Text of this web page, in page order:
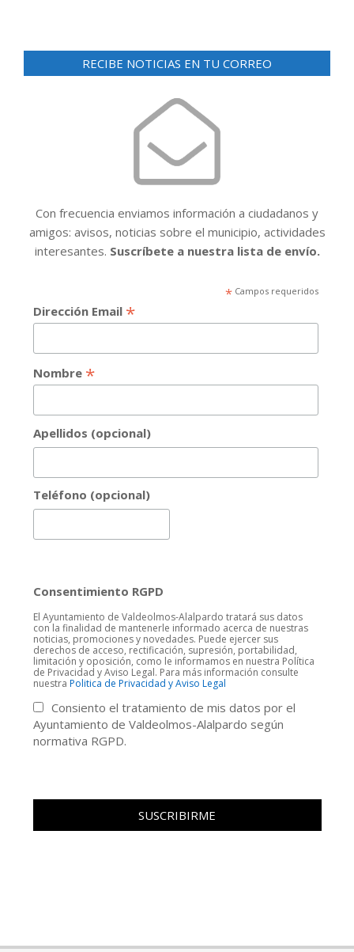
RECIBE NOTICIAS EN TU CORREO
Con frecuencia enviamos información a ciudadanos y
amigos: avisos, noticias sobre el municipio, actividades
interesantes. Suscríbete a nuestra lista de envío.
*Campos requeridos
Dirección Email *
Nombre *
Apellidos (opcional)
Teléfono (opcional)
Consentimiento RGPD
El Ayuntamiento de Valdeolmos-Alalpardo tratará sus datos
con la finalidad de mantenerle informado acerca de nuestras
noticias, promociones y novedades. Puede ejercer sus
derechos de acceso, rectificación, supresión, portabilidad,
limitación y oposición, como le informamos en nuestra Política
de Privacidad y Aviso Legal. Para más información consulte
nuestra Politica de Privacidad y Aviso Legal
Consiento el tratamiento de mis datos por el
Ayuntamiento de Valdeolmos-Alalpardo según
normativa RGPD.